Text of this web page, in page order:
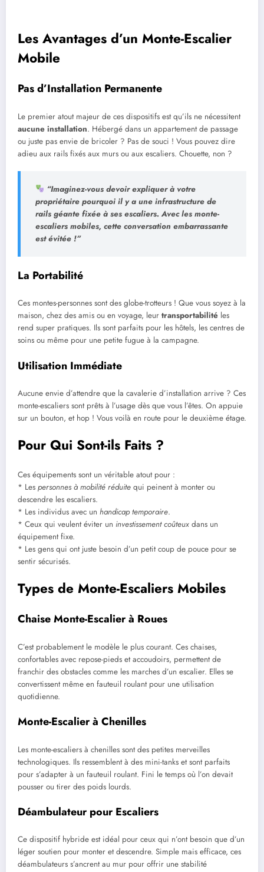
Les Avantages d’un Monte-Escalier
Mobile
Pas d’Installation Permanente
Le premier atout majeur de ces dispositifs est qu’ils ne nécessitent
aucune installation. Hébergé dans un appartement de passage
ou juste pas envie de bricoler ? Pas de souci ! Vous pouvez dire
adieu aux rails fixés aux murs ou aux escaliers. Chouette, non ?
“Imaginez-vous devoir expliquer à votre
propriétaire pourquoi il y a une infrastructure de
rails géante fixée à ses escaliers. Avec les monte-
escaliers mobiles, cette conversation embarrassante
est évitée !”
La Portabilité
Ces montes-personnes sont des globe-trotteurs ! Que vous soyez à la
maison, chez des amis ou en voyage, leur transportabilité les
rend super pratiques. Ils sont parfaits pour les hôtels, les centres de
soins ou même pour une petite fugue à la campagne.
Utilisation Immédiate
Aucune envie d’attendre que la cavalerie d’installation arrive ? Ces
monte-escaliers sont prêts à l’usage dès que vous l’êtes. On appuie
sur un bouton, et hop ! Vous voilà en route pour le deuxième étage.
Pour Qui Sont-ils Faits ?
Ces équipements sont un véritable atout pour :
* Les personnes à mobilité réduite qui peinent à monter ou
descendre les escaliers.
* Les individus avec un handicap temporaire.
* Ceux qui veulent éviter un investissement coûteux dans un
équipement fixe.
* Les gens qui ont juste besoin d’un petit coup de pouce pour se
sentir sécurisés.
Types de Monte-Escaliers Mobiles
Chaise Monte-Escalier à Roues
C’est probablement le modèle le plus courant. Ces chaises,
confortables avec repose-pieds et accoudoirs, permettent de
franchir des obstacles comme les marches d’un escalier. Elles se
convertissent même en fauteuil roulant pour une utilisation
quotidienne.
Monte-Escalier à Chenilles
Les monte-escaliers à chenilles sont des petites merveilles
technologiques. Ils ressemblent à des mini-tanks et sont parfaits
pour s’adapter à un fauteuil roulant. Fini le temps où l’on devait
pousser ou tirer des poids lourds.
Déambulateur pour Escaliers
Ce dispositif hybride est idéal pour ceux qui n’ont besoin que d’un
léger soutien pour monter et descendre. Simple mais efficace, ces
déambulateurs s’ancrent au mur pour offrir une stabilité